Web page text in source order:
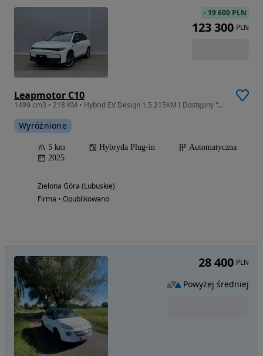
Leapmotor C10
1499 cm3 • 218 KM • Hybrid EV Design 1.5 215KM I Dostępny "od ręki"
Wyróżnione
5 km Hybryda Plug-in
Automatyczna
2025
Zielona Góra (Lubuskie)
Firma • Opublikowano
- 19 600 PLN
123 300 PLN
28 400 PLN
Powyżej średniej